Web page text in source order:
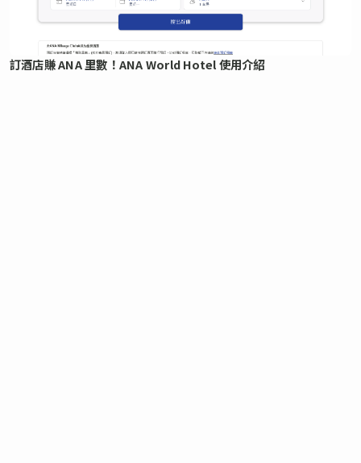
訂酒店賺 ANA 里數！ANA World Hotel 使用介紹